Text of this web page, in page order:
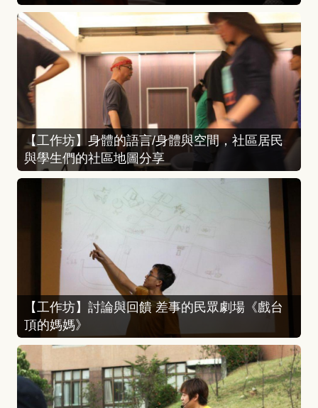
【工作坊】身體的語言/身體與空間，社區居民
與學生們的社區地圖分享
【工作坊】討論與回饋 差事的民眾劇場《戲台
頂的媽媽》